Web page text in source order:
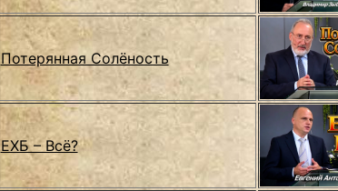
Потерянная Солёность
ЕХБ – Всё?